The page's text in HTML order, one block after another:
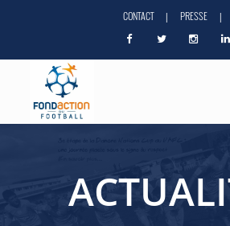
CONTACT | PRESSE |